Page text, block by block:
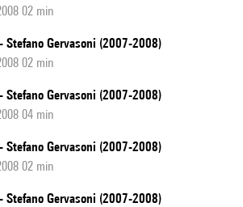
02 min
Stefano Gervasoni (2007-2008)
02 min
Stefano Gervasoni (2007-2008)
04 min
Stefano Gervasoni (2007-2008)
02 min
Stefano Gervasoni (2007-2008)